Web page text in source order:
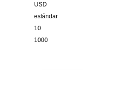
USD
estándar
10
1000